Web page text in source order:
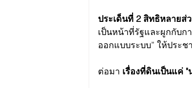
ประเด็นที่ 2 สิทธิหลาย
เป็นหน้าที่รัฐและผูกกับก
ออกแบบระบบ” ให้ประ
ต่อมา เรื่องที่ดินเป็นแค่